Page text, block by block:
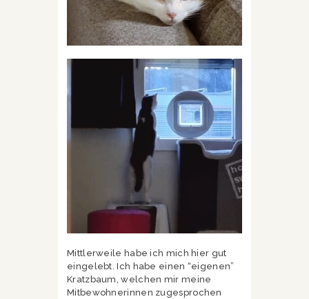
Mittlerweile habe ich mich hier gut
eingelebt. Ich habe einen “eigenen”
Kratzbaum, welchen mir meine
Mitbewohnerinnen zugesprochen